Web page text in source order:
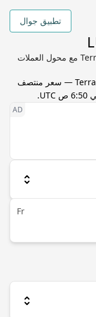
تطبيق جوال
تحويل فرنك جزر القمر (KMF) إلى Terra (LUNA) مع محول العملات
Terra ) — سعر منتصف
.
Fr